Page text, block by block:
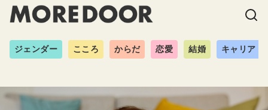
ジェンダー こころ からだ 恋愛 結婚 キャリア